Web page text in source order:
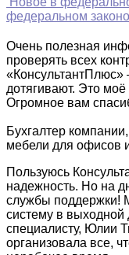
федеральном
Очень полезная
проверять всех
дотягивают. Это
Огромное вам
Бухгалтер
мебели для офисов
Пользуюсь
надежность. Но на
службы поддержки!
систему в выходной
специалисту, Юлии
организовала все,